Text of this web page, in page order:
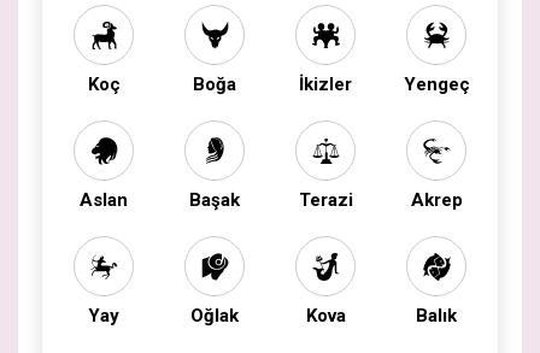
Koç Boğa İkizler Yengeç
Aslan Başak Terazi Akrep
Yay Oğlak Kova Balık